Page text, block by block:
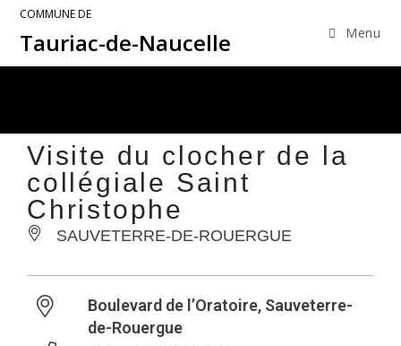
COMMUNE DE
Tauriac-de-Naucelle Menu
Visite du clocher de la
collégiale Saint
Christophe
SAUVETERRE-DE-ROUERGUE
Boulevard de l’Oratoire, Sauveterre-
de-Rouergue